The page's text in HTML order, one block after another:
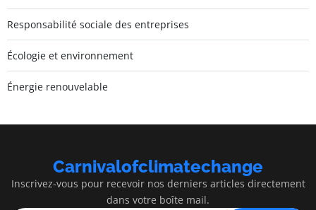
Responsabilité sociale des entreprises
Écologie et environnement
Énergie renouvelable
Carnivalofclimatechange
Inscrivez-vous pour recevoir nos derniers articles directement
dans votre boîte mail.